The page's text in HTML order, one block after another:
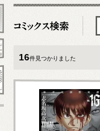
16件見つかりました